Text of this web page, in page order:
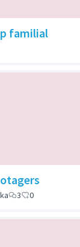
familial
3 0